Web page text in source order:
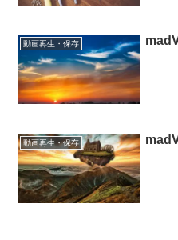
動画再生・保存
動画再生・保存